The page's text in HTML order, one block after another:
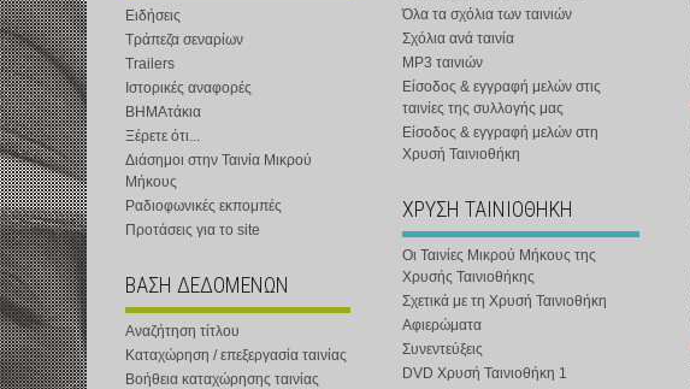
Ειδήσεις
Τράπεζα σεναρίων
Trailers
Ιστορικές αναφορές
ΒΗΜΑτάκια
Ξέρετε ότι...
Διάσημοι στην Ταινία Μικρού
Μήκους
Ραδιοφωνικές εκπομπές
Προτάσεις για το site
ΒΑΣΗ ΔΕΔΟΜΕΝΩΝ
Αναζήτηση τίτλου
Καταχώρηση / επεξεργασία ταινίας
Βοήθεια καταχώρησης ταινίας
Όλα τα σχόλια των ταινιών
Σχόλια ανά ταινία
MP3 ταινιών
Είσοδος & εγγραφή μελών στις
ταινίες της συλλογής μας
Είσοδος & εγγραφή μελών στη
Χρυσή Ταινιοθήκη
ΧΡΥΣΗ ΤΑΙΝΙΟΘΗΚΗ
Οι Ταινίες Μικρού Μήκους της
Χρυσής Ταινιοθήκης
Σχετικά με τη Χρυσή Ταινιοθήκη
Αφιερώματα
Συνεντεύξεις
DVD Χρυσή Ταινιοθήκη 1